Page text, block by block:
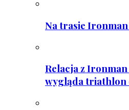
Na trasie Ironman
Relacja z Ironman
wygląda triathlon